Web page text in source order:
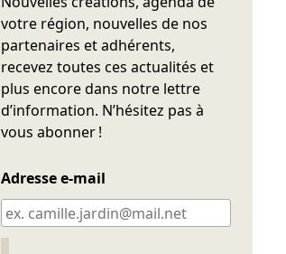
votre région, nouvelles de nos
partenaires et adhérents,
recevez toutes ces actualités et
plus encore dans notre lettre
d’information. N’hésitez pas à
vous abonner !
Adresse e-mail